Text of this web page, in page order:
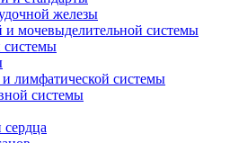
железы
мочевыделительной системы
системы
лимфатической системы
системы